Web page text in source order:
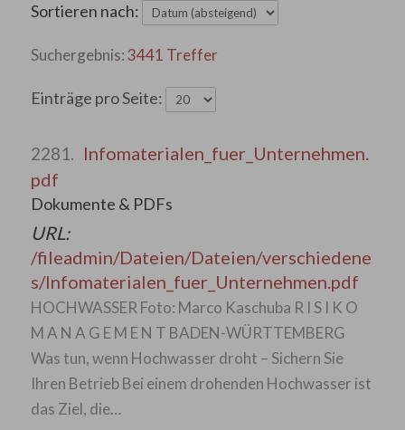
Sortieren nach:
3441 Treffer
Einträge pro Seite:
2281. Infomaterialen_fuer_Unternehmen.
pdf
Dokumente & PDFs
URL:
/fileadmin/Dateien/Dateien/verschiedene
s/Infomaterialen_fuer_Unternehmen.pdf
HOCHWASSER Foto: Marco Kaschuba R I S I K O
M A N A G E M E N T BADEN-WÜRTTEMBERG
Was tun, wenn Hochwasser droht – Sichern Sie
Ihren Betrieb Bei einem drohenden Hochwasser ist
das Ziel, die…